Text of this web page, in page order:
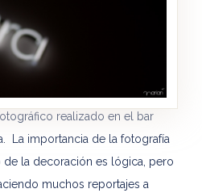
realizado en el bar
La importancia de la fotografía
la decoración es lógica, pero
muchos reportajes a